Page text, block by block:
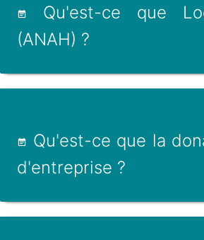
Qu'est-ce que
(ANAH) ?
Qu'est-ce que la
d'entreprise ?